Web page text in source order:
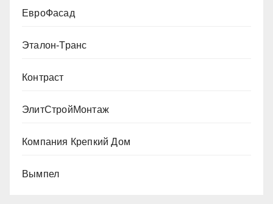
ЕвроФасад
Эталон-Транс
Контраст
ЭлитСтройМонтаж
Компания Крепкий Дом
Вымпел